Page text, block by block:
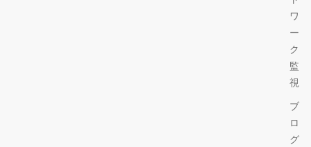
ワ
ー
ク
監
視
ブ
ロ
グ